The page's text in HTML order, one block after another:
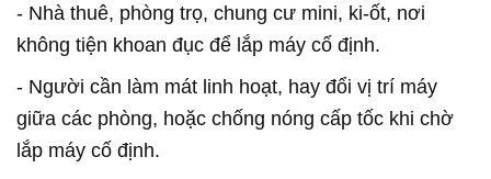
- Nhà thuê, phòng trọ, chung cư mini, ki-ốt, nơi
không tiện khoan đục để lắp máy cố định.
- Người cần làm mát linh hoạt, hay đổi vị trí máy
giữa các phòng, hoặc chống nóng cấp tốc khi chờ
lắp máy cố định.